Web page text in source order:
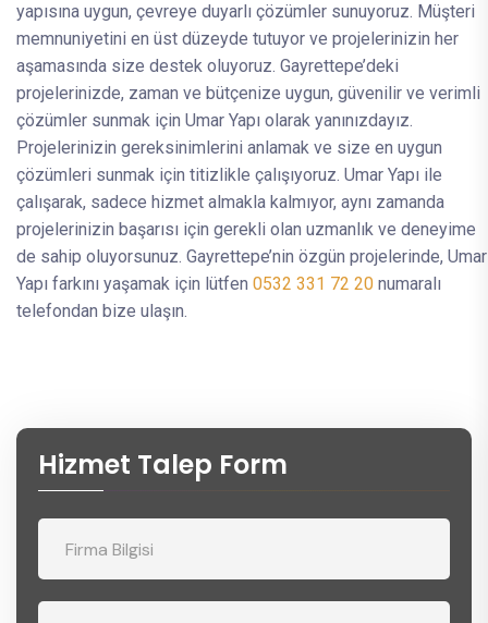
yapısına uygun, çevreye duyarlı çözümler sunuyoruz. Müşteri
memnuniyetini en üst düzeyde tutuyor ve projelerinizin her
aşamasında size destek oluyoruz. Gayrettepe’deki
projelerinizde, zaman ve bütçenize uygun, güvenilir ve verimli
çözümler sunmak için Umar Yapı olarak yanınızdayız.
Projelerinizin gereksinimlerini anlamak ve size en uygun
çözümleri sunmak için titizlikle çalışıyoruz. Umar Yapı ile
çalışarak, sadece hizmet almakla kalmıyor, aynı zamanda
projelerinizin başarısı için gerekli olan uzmanlık ve deneyime
de sahip oluyorsunuz. Gayrettepe’nin özgün projelerinde, Umar
Yapı farkını yaşamak için lütfen 0532 331 72 20 numaralı
telefondan bize ulaşın.
Hizmet Talep Form